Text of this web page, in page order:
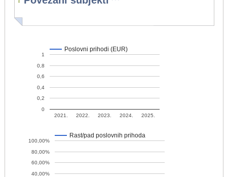
Poslovni prihodi (EUR)
2021. 2022. 2023. 2024. 2025.
0
0,2
0,4
0,6
0,8
1
Rast/pad poslovnih prihoda
40,00%
60,00%
80,00%
100,00%